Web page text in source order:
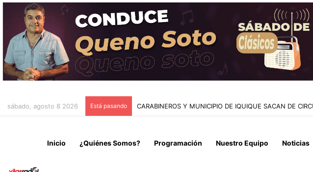
sábado, agosto 8 2026 Está pasando CAEN DOS MICROTRAFICANTES EN LA CAUPOLICÁN:
Inicio ¿Quiénes Somos? Programación Nuestro Equipo Noticias